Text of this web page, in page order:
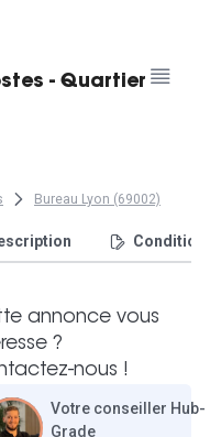
- Quartier
Bureau Lyon (69002)
annonce vous
?
nous !
Votre conseiller Hub-
Grade